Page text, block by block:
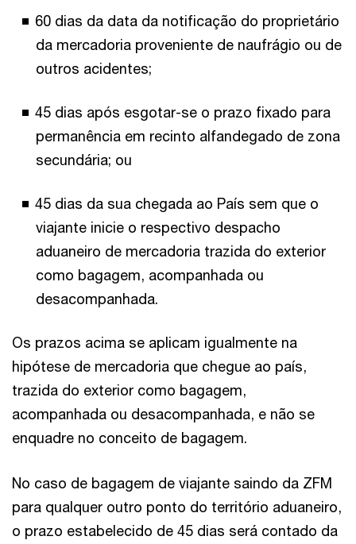
60 dias da data da notificação do proprietário
da mercadoria proveniente de naufrágio ou de
outros acidentes;
45 dias após esgotar-se o prazo fixado para
permanência em recinto alfandegado de zona
secundária; ou
45 dias da sua chegada ao País sem que o
viajante inicie o respectivo despacho
aduaneiro de mercadoria trazida do exterior
como bagagem, acompanhada ou
desacompanhada.
Os prazos acima se aplicam igualmente na
hipótese de mercadoria que chegue ao país,
trazida do exterior como bagagem,
acompanhada ou desacompanhada, e não se
enquadre no conceito de bagagem.
No caso de bagagem de viajante saindo da ZFM
para qualquer outro ponto do território aduaneiro,
o prazo estabelecido de 45 dias será contado da